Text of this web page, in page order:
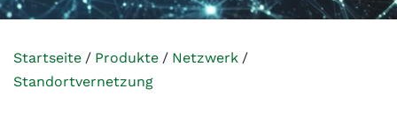
Startseite Produkte
Netzwerk
Standortvernetzung